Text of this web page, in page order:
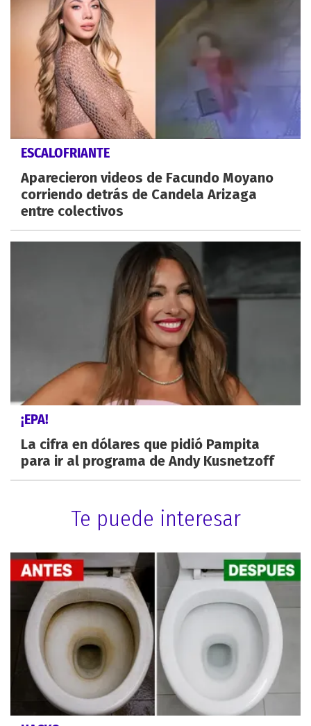
ESCALOFRIANTE
Aparecieron videos de Facundo Moyano
corriendo detrás de Candela Arizaga
entre colectivos
¡EPA!
La cifra en dólares que pidió Pampita
para ir al programa de Andy Kusnetzoff
Te puede interesar